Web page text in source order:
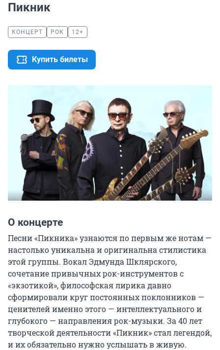
Пикник
КОНЦЕРТ РОК 12+
Купить билеты
О концерте
Песни «Пикника» узнаются по первым же нотам —
настолько уникальна и оригинальна стилистика
этой группы. Вокал Эдмунда Шклярского,
сочетание привычных рок-инструментов с
«экзотикой», философская лирика давно
сформировали круг постоянных поклонников —
ценителей именно этого — интеллектуального и
глубокого — направления рок-музыки. За 40 лет
творческой деятельности «Пикник» стал легендой,
и их обязательно нужно услышать в живую.